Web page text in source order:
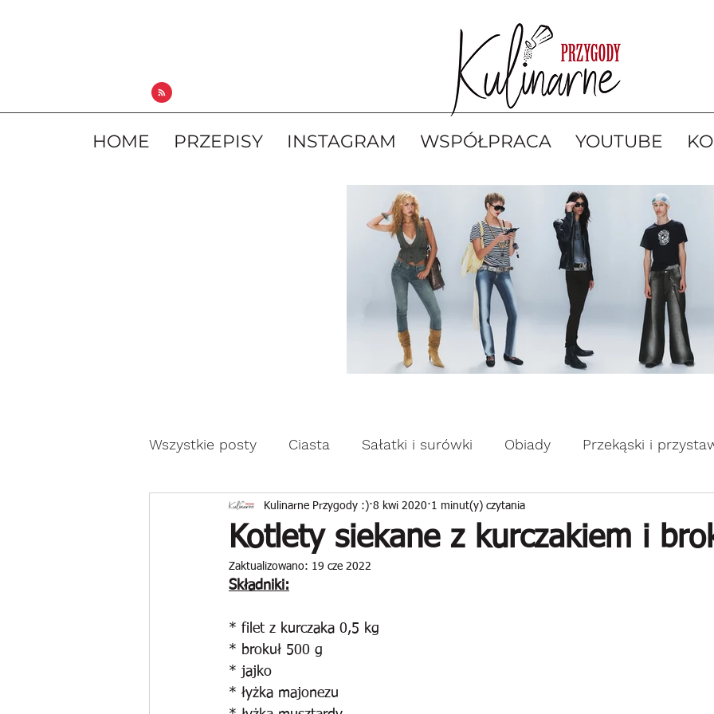
HOME PRZEPISY INSTAGRAM WSPÓŁPRACA YOUTUBE
Wszystkie posty Ciasta Sałatki i surówki Obiady Przekąski i
Drożdżowe wypieki Zapiekanki Placuszki i naleśniki
Reklama
Kotlety siekane z kurczakiem i
Kulinarne Przygody :) 8 kwi 2020 1 minut(y) czytania
Zaktualizowano: 19 cze 2022
Składniki:
* filet z kurczaka 0,5 kg
* brokuł 500 g
* jajko
* łyżka majonezu